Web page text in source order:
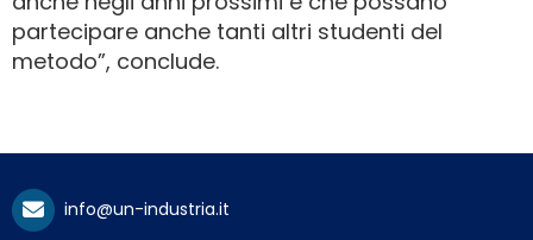
partecipare anche tanti altri studenti del
metodo”, conclude.
info@un-industria.it